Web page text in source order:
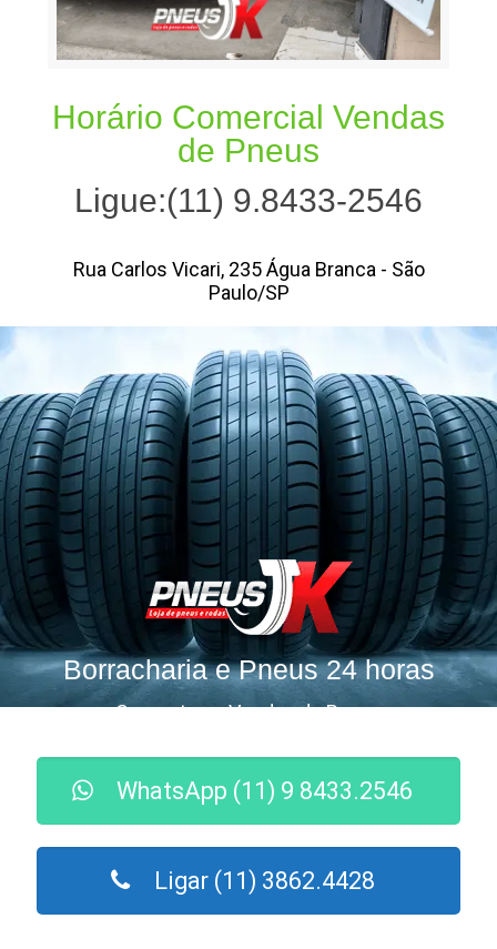
Horário Comercial Vendas
de Pneus
Ligue:(11) 9.8433-2546
Rua Carlos Vicari, 235 Água Branca - São
Paulo/SP
Borracharia e Pneus 24 horas
Consertos e Vendas de Pneus
WhatsApp (11) 9 8433.2546
Ligar (11) 3862.4428